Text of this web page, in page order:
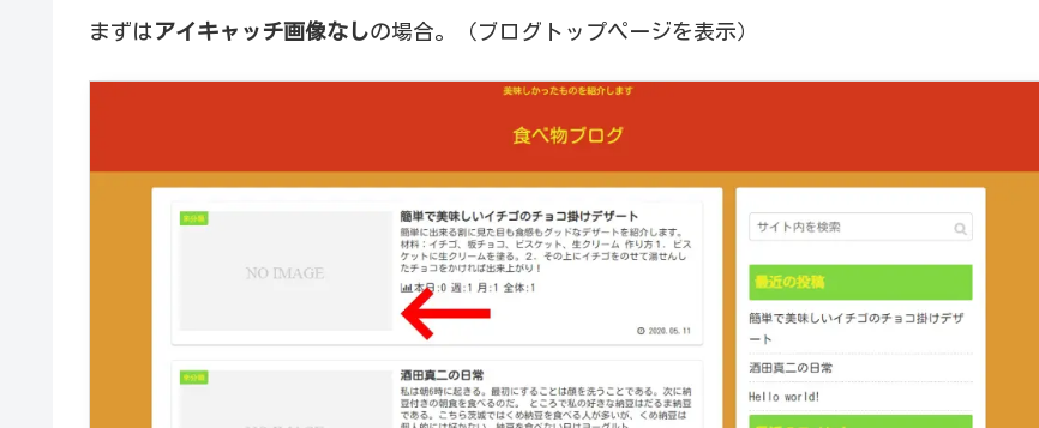
まずは アイキャッチ画像なしの場合。（ブログトップページを表示）